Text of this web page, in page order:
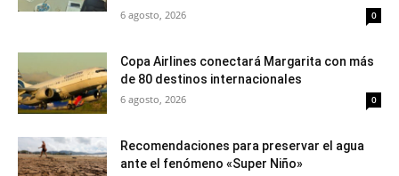
6 agosto, 2026 0
Copa Airlines conectará Margarita con más
de 80 destinos internacionales
6 agosto, 2026 0
Recomendaciones para preservar el agua
ante el fenómeno «Super Niño»